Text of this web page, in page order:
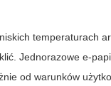
temperaturach
Jednorazowe e-
od warunków